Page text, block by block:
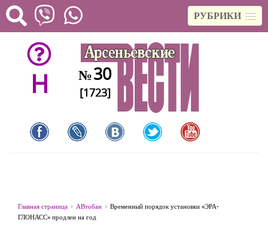
РУБРИКИ
H №30
[1723]
Главная страница АВтобан
Временный порядок установки «ЭРА-
ГЛОНАСС» продлен на год